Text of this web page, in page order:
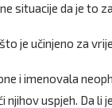
situacije da je to
je učinjeno za
i imenovala
uspjeh. Da